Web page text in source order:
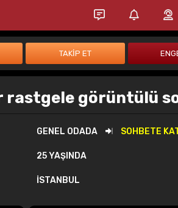
rastgele görüntülü
GENEL ODADA SOHBETE
25 YAŞINDA
İSTANBUL